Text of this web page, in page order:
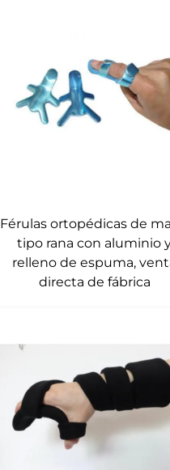
Férulas ortopédicas de
tipo rana con aluminio
relleno de espuma,
directa de fábrica